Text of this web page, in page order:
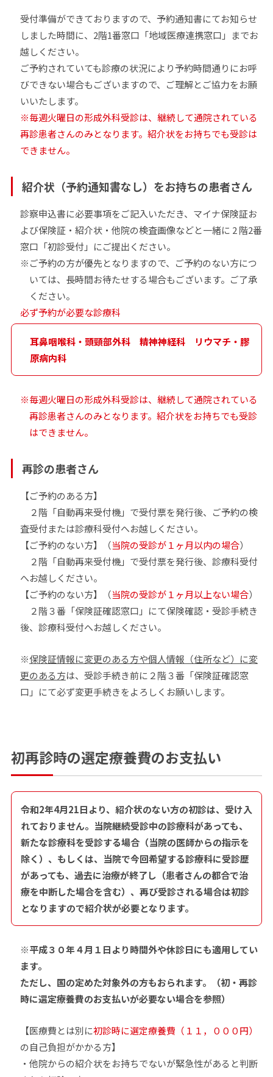
受付準備ができておりますので、予約通知書にてお知らせ
しました時間に、2階1番窓口「地域医療連携窓口」までお
越しください。
ご予約されていても診療の状況により予約時間通りにお呼
びできない場合もございますので、ご理解とご協力をお願
いいたします。
※毎週火曜日の形成外科受診は、継続して通院されている
再診患者さんのみとなります。紹介状をお持ちでも受診は
できません。
紹介状（予約通知書なし）をお持ちの患者さん
診察申込書に必要事項をご記入いただき、マイナ保険証お
よび保険証・紹介状・他院の検査画像などと一緒に 2 階2番
窓口「初診受付」にご提出ください。
ご予約の方が優先となりますので、ご予約のない方につ
いては、長時間お待たせする場合もございます。ご了承
ください。
必ず予約が必要な診療科
耳鼻咽喉科・頭頸部外科 精神神経科 リウマチ・膠
原病内科
毎週火曜日の形成外科受診は、継続して通院されている
再診患者さんのみとなります。紹介状をお持ちでも受診
はできません。
再診の患者さん
【ご予約のある方】
２階「自動再来受付機」で受付票を発行後、ご予約の検
査受付または診療科受付へお越しください。
【ご予約のない方】（当院の受診が１ヶ月以内の場合）
２階「自動再来受付機」で受付票を発行後、診療科受付
へお越しください。
【ご予約のない方】（当院の受診が１ヶ月以上ない場合）
２階３番「保険証確認窓口」にて保険確認・受診手続き
後、診療科受付へお越しください。
※保険証情報に変更のある方や個人情報（住所など）に変
更のある方は、受診手続き前に２階３番「保険証確認窓
口」にて必ず変更手続きをよろしくお願いします。
初再診時の選定療養費のお支払い
令和2年4月21日より、紹介状のない方の初診は、受け入
れておりません。当院継続受診中の診療科があっても、
新たな診療科を受診する場合（当院の医師からの指示を
除く）、もしくは、当院で今回希望する診療科に受診歴
があっても、過去に治療が終了し（患者さんの都合で治
療を中断した場合を含む）、再び受診される場合は初診
となりますので紹介状が必要となります。
※平成３０年４月１日より時間外や休診日にも適用してい
ます。
ただし、国の定めた対象外の方もおられます。（初・再診
時に選定療養費のお支払いが必要ない場合を参照）
【医療費とは別に初診時に選定療養費（１１，０００円）
の自己負担がかかる方】
・他院からの紹介状をお持ちでないが緊急性があると判断